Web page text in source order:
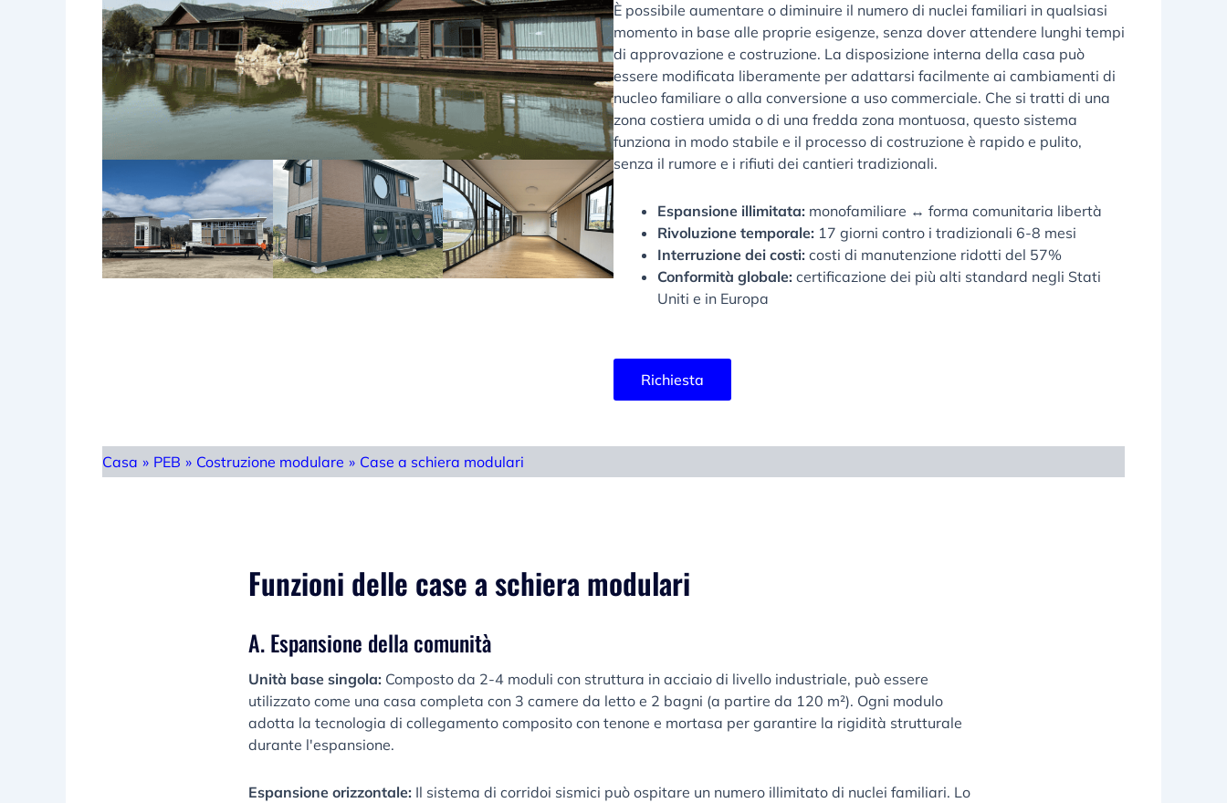
È possibile aumentare o diminuire il numero di nuclei familiari in qualsiasi
momento in base alle proprie esigenze, senza dover attendere lunghi tempi
di approvazione e costruzione. La disposizione interna della casa può
essere modificata liberamente per adattarsi facilmente ai cambiamenti di
nucleo familiare o alla conversione a uso commerciale. Che si tratti di una
zona costiera umida o di una fredda zona montuosa, questo sistema
funziona in modo stabile e il processo di costruzione è rapido e pulito,
senza il rumore e i rifiuti dei cantieri tradizionali.
Espansione illimitata: monofamiliare ↔ forma comunitaria libertà
Rivoluzione temporale: 17 giorni contro i tradizionali 6-8 mesi
Interruzione dei costi: costi di manutenzione ridotti del 57%
Conformità globale: certificazione dei più alti standard negli Stati
Uniti e in Europa
Richiesta
Casa » PEB » Costruzione modulare » Case a schiera modulari
Funzioni delle case a schiera modulari
A. Espansione della comunità
Unità base singola: Composto da 2-4 moduli con struttura in acciaio di livello industriale, può essere
utilizzato come una casa completa con 3 camere da letto e 2 bagni (a partire da 120 m²). Ogni modulo
adotta la tecnologia di collegamento composito con tenone e mortasa per garantire la rigidità strutturale
durante l'espansione.
Espansione orizzontale: Il sistema di corridoi sismici può ospitare un numero illimitato di nuclei familiari. Lo